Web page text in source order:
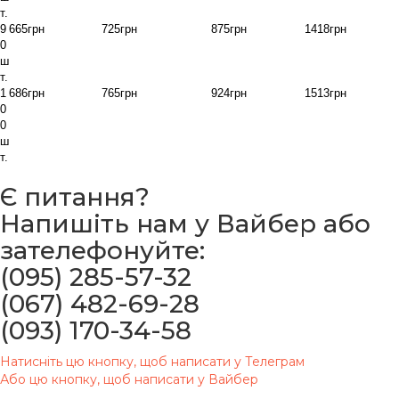
т.
9
0
ш
т.
665грн 725грн 875грн 1418грн
1
0
0
ш
т.
686грн 765грн 924грн 1513грн
Є питання?
Напишіть нам у Вайбер або
зателефонуйте:
(095) 285-57-32
(067) 482-69-28
(093) 170-34-58
Натисніть цю кнопку, щоб написати у Телеграм
Або цю кнопку, щоб написати у Вайбер